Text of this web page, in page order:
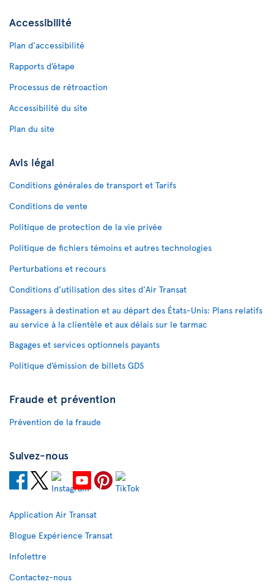
Accessibilité
Plan d'accessibilité
Rapports d’étape
Processus de rétroaction
Accessibilité du site
Plan du site
Avis légal
Conditions générales de transport et Tarifs
Conditions de vente
Politique de protection de la vie privée
Politique de fichiers témoins et autres technologies
Perturbations et recours
Conditions d’utilisation des sites d'Air Transat
Passagers à destination et au départ des États-Unis: Plans relatifs
au service à la clientèle et aux délais sur le tarmac
Bagages et services optionnels payants
Politique d’émission de billets GDS
Fraude et prévention
Prévention de la fraude
Suivez-nous
Application Air Transat
Blogue Expérience Transat
Infolettre
Contactez-nous